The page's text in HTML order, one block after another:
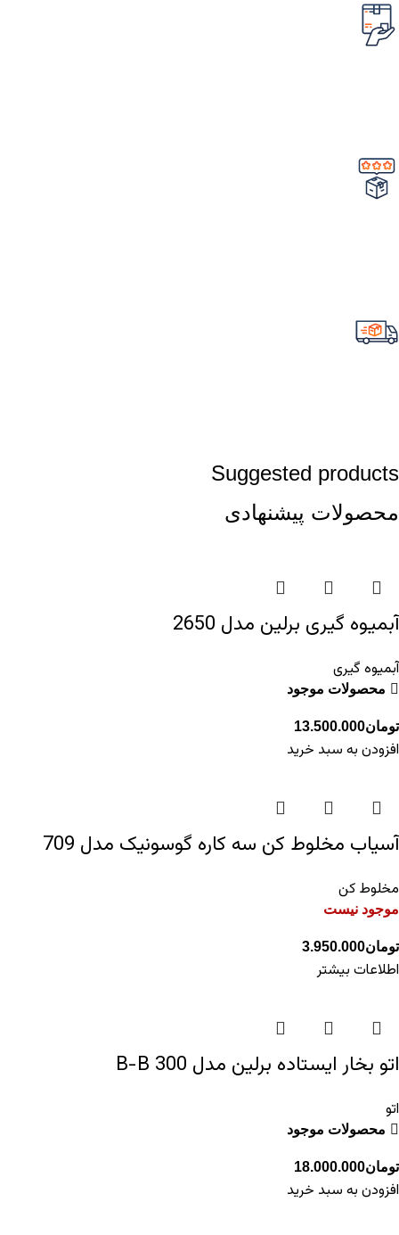
Suggested products
محصولات پیشنهادی
آبمیوه گیری برلین مدل 2650
آبمیوه گیری
محصولات موجود
تومان13.500.000
افزودن به سبد خرید
آسیاب مخلوط کن سه کاره گوسونیک مدل 709
مخلوط کن
موجود نیست
تومان3.950.000
اطلاعات بیشتر
اتو بخار ایستاده برلین مدل 300 B-B
اتو
محصولات موجود
تومان18.000.000
افزودن به سبد خرید